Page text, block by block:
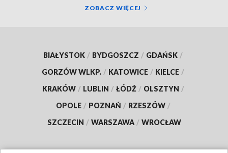
ZOBACZ WIĘCEJ
BIAŁYSTOK / BYDGOSZCZ / GDAŃSK /
GORZÓW WLKP. / KATOWICE / KIELCE /
KRAKÓW / LUBLIN / ŁÓDŹ / OLSZTYN /
OPOLE / POZNAŃ / RZESZÓW /
SZCZECIN / WARSZAWA / WROCŁAW